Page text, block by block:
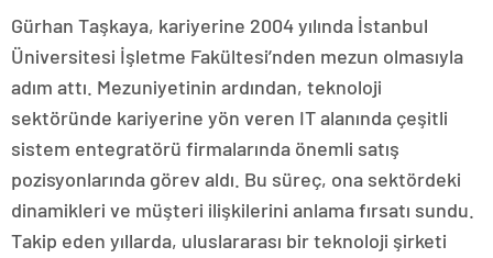
Gürhan Taşkaya, kariyerine 2004 yılında İstanbul
Üniversitesi İşletme Fakültesi’nden mezun olmasıyla
adım attı. Mezuniyetinin ardından, teknoloji
sektöründe kariyerine yön veren IT alanında çeşitli
sistem entegratörü firmalarında önemli satış
pozisyonlarında görev aldı. Bu süreç, ona sektördeki
dinamikleri ve müşteri ilişkilerini anlama fırsatı sundu.
Takip eden yıllarda, uluslararası bir teknoloji şirketi